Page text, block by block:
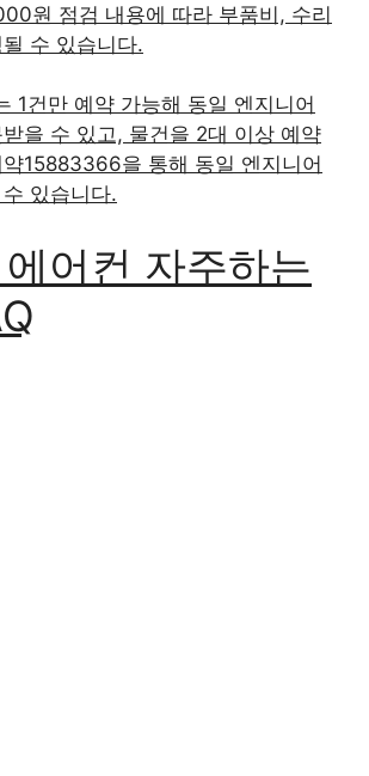
원 점검 내용에 따라 부품비, 수리
수 있습니다.
1건만 예약 가능해 동일 엔지니어
을 수 있고, 물건을 2대 이상 예약
15883366을 통해 동일 엔지니어
있습니다.
어컨 자주하는